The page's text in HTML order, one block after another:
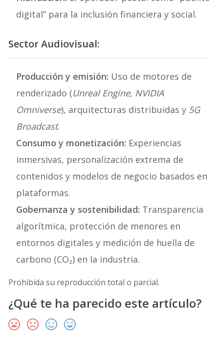
digital” para la inclusión financiera y social.
Sector Audiovisual:
Producción y emisión: Uso de motores de
renderizado (Unreal Engine, NVIDIA
Omniverse), arquitecturas distribuidas y 5G
Broadcast.
Consumo y monetización: Experiencias
inmersivas, personalización extrema de
contenidos y modelos de negocio basados en
plataformas.
Gobernanza y sostenibilidad: Transparencia
algorítmica, protección de menores en
entornos digitales y medición de huella de
carbono (CO₂) en la industria.
Prohibida su reproducción total o parcial.
¿Qué te ha parecido este artículo?